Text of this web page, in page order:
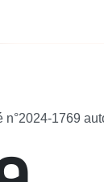
n°2024-1769